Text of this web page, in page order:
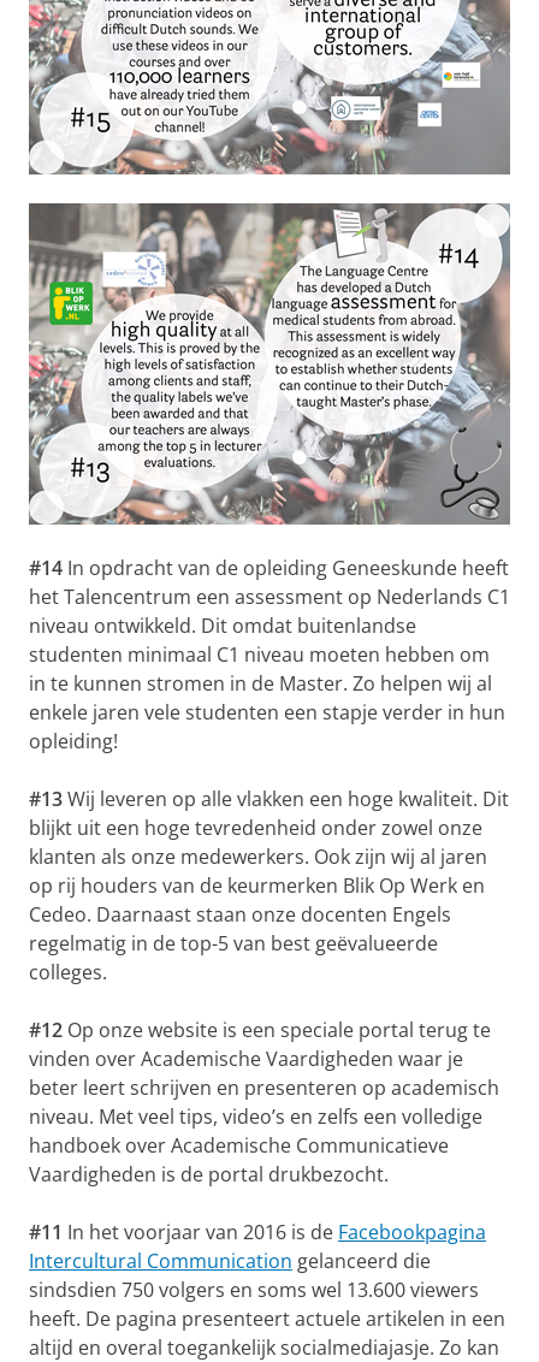
#14 In opdracht van de opleiding Geneeskunde heeft
het Talencentrum een assessment op Nederlands C1
niveau ontwikkeld. Dit omdat buitenlandse
studenten minimaal C1 niveau moeten hebben om
in te kunnen stromen in de Master. Zo helpen wij al
enkele jaren vele studenten een stapje verder in hun
opleiding!
#13Wij leveren op alle vlakken een hoge kwaliteit. Dit
blijkt uit een hoge tevredenheid onder zowel onze
klanten als onze medewerkers. Ook zijn wij al jaren
op rij houders van de keurmerken Blik Op Werk en
Cedeo. Daarnaast staan onze docenten Engels
regelmatig in de top-5 van best geëvalueerde
colleges.
#12 Op onze website is een speciale portal terug te
vinden over Academische Vaardigheden waar je
beter leert schrijven en presenteren op academisch
niveau. Met veel tips, video’s en zelfs een volledige
handboek over Academische Communicatieve
Vaardigheden is de portal drukbezocht.
#11 In het voorjaar van 2016 is de Facebookpagina
Intercultural Communication gelanceerd die
sindsdien 750 volgers en soms wel 13.600 viewers
heeft. De pagina presenteert actuele artikelen in een
altijd en overal toegankelijk socialmediajasje. Zo kan